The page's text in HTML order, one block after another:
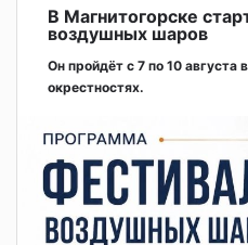
В Магнитогорске
воздушных шаров
Он пройдёт с 7 по 10 августа
окрестностях.